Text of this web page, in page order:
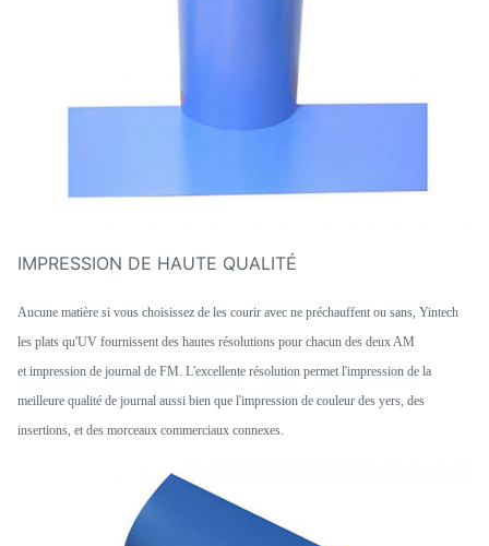
IMPRESSION DE HAUTE QUALITÉ
Aucune matière si vous choisissez de les courir avec ne préchauffent ou sans, Yintech
les plats qu'UV fournissent des hautes résolutions pour chacun des deux AM
et impression de journal de FM. L'excellente résolution permet l'impression de la
meilleure qualité de journal aussi bien que l'impression de couleur des yers, des
insertions, et des morceaux commerciaux connexes.